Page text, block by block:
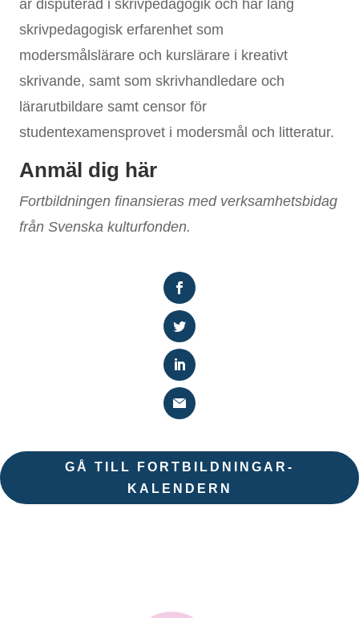
är disputerad i skrivpedagogik och har lång
skrivpedagogisk erfarenhet som
modersmålslärare och kurslärare i kreativt
skrivande, samt som skrivhandledare och
lärarutbildare samt censor för
studentexamensprovet i modersmål och litteratur.
Anmäl dig här
Fortbildningen finansieras med verksamhetsbidag
från Svenska kulturfonden.
GÅ TILL FORTBILDNINGAR-
KALENDERN